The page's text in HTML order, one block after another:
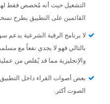
التشغيل حيث أنه مُخصص فقط
القائمين على التطبيق بطرح
لا برنامج الرقية الشرعية يدعم
بالتالي فهو لا يجدي نفعاً مع
والإنجليزية مما قد يُقلص من
بعض أصوات القراء داخل
الصوت أكثر.